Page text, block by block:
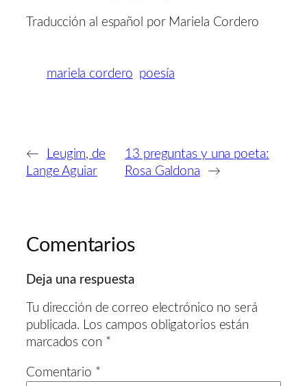
Traducción al español por Mariela Cordero
mariela cordero poesía
←
Leugim, de
Lange Aguiar
13 preguntas y una poeta:
Rosa Galdona
→
Comentarios
Deja una respuesta
Tu dirección de correo electrónico no será
publicada. Los campos obligatorios están
marcados con *
Comentario *